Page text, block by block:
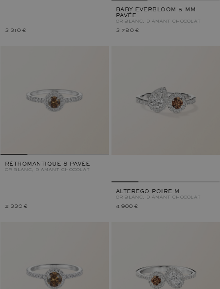
3 310 €
BABY EVERBLOOM 5 MM
PAVÉE
OR BLANC, DIAMANT CHOCOLAT
3 780 €
RÉTROMANTIQUE S PAVÉE
OR BLANC, DIAMANT CHOCOLAT
2 330 €
ALTEREGO POIRE M
OR BLANC, DIAMANT CHOCOLAT
4 900 €